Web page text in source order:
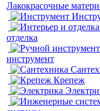
Лакокрасочные
отделка
инструмент
Крепеж